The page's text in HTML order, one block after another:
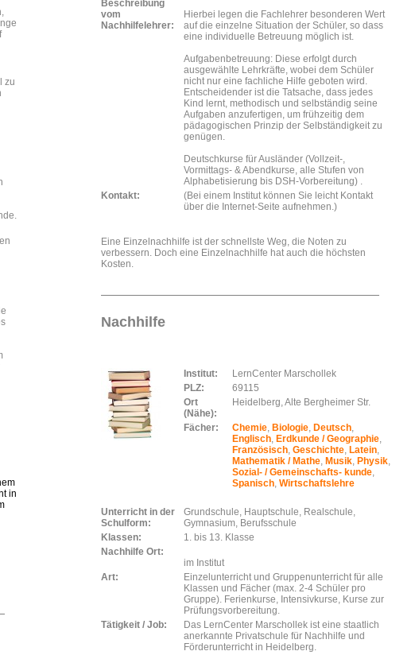
zu
in
Beschreibung
vom
Nachhilfelehrer:
Hierbei legen die Fachlehrer besonderen Wert
auf die einzelne Situation der Schüler, so dass
eine individuelle Betreuung möglich ist.
Aufgabenbetreuung: Diese erfolgt durch
ausgewählte Lehrkräfte, wobei dem Schüler
nicht nur eine fachliche Hilfe geboten wird.
Entscheidender ist die Tatsache, dass jedes
Kind lernt, methodisch und selbständig seine
Aufgaben anzufertigen, um frühzeitig dem
pädagogischen Prinzip der Selbständigkeit zu
genügen.
Deutschkurse für Ausländer (Vollzeit-,
Vormittags- & Abendkurse, alle Stufen von
Alphabetisierung bis DSH-Vorbereitung) .
Kontakt:
(Bei einem Institut können Sie leicht Kontakt
über die Internet-Seite aufnehmen.)
Eine Einzelnachhilfe ist der schnellste Weg, die Noten zu
verbessern. Doch eine Einzelnachhilfe hat auch die höchsten
Kosten.
Nachhilfe
Institut:
LernCenter Marschollek
PLZ:
69115
Ort
(Nähe):
Heidelberg, Alte Bergheimer Str.
Fächer: Chemie, Biologie, Deutsch,
Englisch, Erdkunde / Geographie,
Französisch, Geschichte, Latein,
Mathematik / Mathe, Musik, Physik,
Sozial- / Gemeinschafts- kunde,
Spanisch, Wirtschaftslehre
Unterricht in der
Schulform:
Grundschule, Hauptschule, Realschule,
Gymnasium, Berufsschule
Klassen:
1. bis 13. Klasse
Nachhilfe Ort:
im Institut
Art:
Einzelunterricht und Gruppenunterricht für alle
Klassen und Fächer (max. 2-4 Schüler pro
Gruppe). Ferienkurse, Intensivkurse, Kurse zur
Prüfungsvorbereitung.
Tätigkeit / Job:
Das LernCenter Marschollek ist eine staatlich
anerkannte Privatschule für Nachhilfe und
Förderunterricht in Heidelberg.